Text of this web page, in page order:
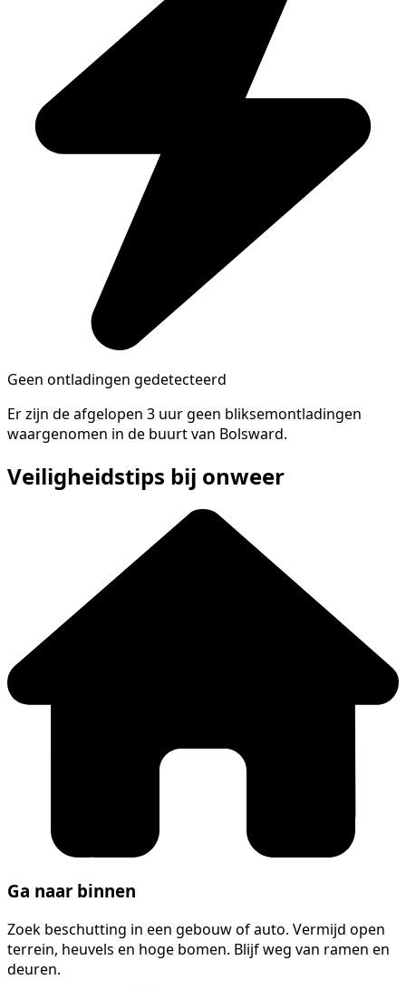
Geen ontladingen gedetecteerd
Er zijn de afgelopen 3 uur geen bliksemontladingen
waargenomen in de buurt van Bolsward.
Veiligheidstips bij onweer
Ga naar binnen
Zoek beschutting in een gebouw of auto. Vermijd open
terrein, heuvels en hoge bomen. Blijf weg van ramen en
deuren.